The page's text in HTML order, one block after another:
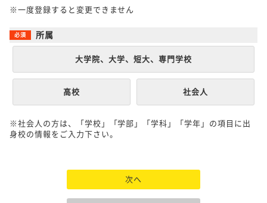
※一度登録すると変更できません
所属
大学院、大学、短大、専門学校
高校 社会人
※社会人の方は、「学校」「学部」「学科」「学年」の項目に出
身校の情報をご入力下さい。
次へ